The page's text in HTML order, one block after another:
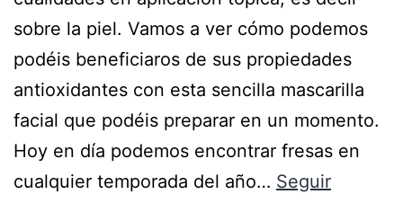
sobre la piel. Vamos a ver cómo podemos
podéis beneficiaros de sus propiedades
antioxidantes con esta sencilla mascarilla
facial que podéis preparar en un momento.
Hoy en día podemos encontrar fresas en
cualquier temporada del año… Seguir